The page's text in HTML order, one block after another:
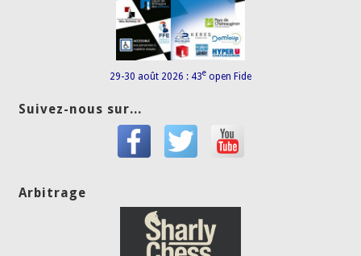
29-30 août 2026 : 43e open Fide
Suivez-nous sur...
Arbitrage